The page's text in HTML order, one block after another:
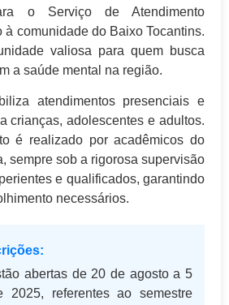
o Serviço de Atendimento
à comunidade do Baixo Tocantins.
valiosa para quem busca
a saúde mental na região.
atendimentos presenciais e
crianças, adolescentes e adultos.
é realizado por acadêmicos do
sempre sob a rigorosa supervisão
e qualificados, garantindo
necessários.
abertas de 20 de agosto a 5
2025, referentes ao semestre